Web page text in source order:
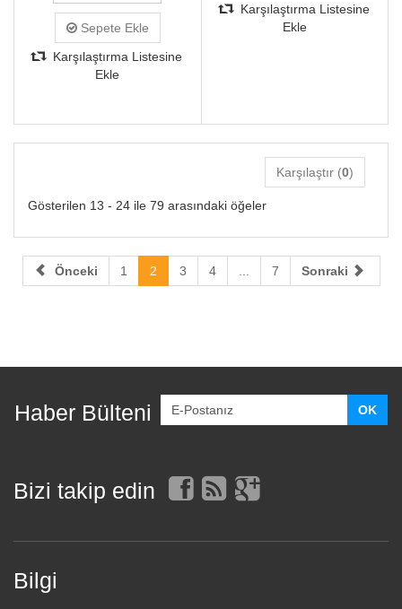
Sepete Ekle
Karşılaştırma Listesine
Ekle
Karşılaştırma Listesine
Ekle
Karşılaştır (0)
Gösterilen 13 - 24 ile 79 arasındaki öğeler
Önceki 1 2 3 4 ... 7 Sonraki
Haber Bülteni
Bizi takip edin
Bilgi